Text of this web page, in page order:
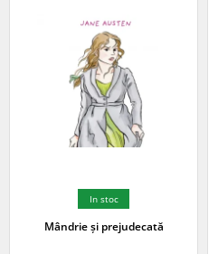
In stoc
Mândrie și prejudecată